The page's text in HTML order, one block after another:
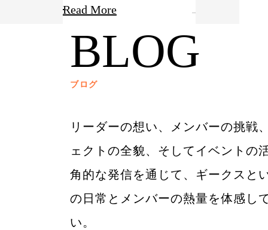
Read More
ブログ
BLOG
リーダーの想い、メンバーの挑戦
ェクトの全貌、そしてイベントの
角的な発信を通じて、ギークスと
の日常とメンバーの熱量を体感し
い。